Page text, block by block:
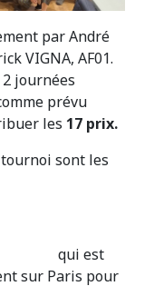
par André
VIGNA, AF01.
journées
prévu
les 17 prix.
sont les
qui est
sur Paris pour